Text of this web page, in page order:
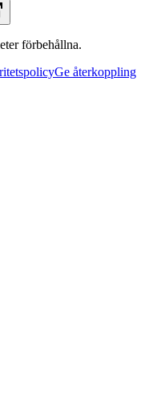
förbehållna.
Ge återkoppling